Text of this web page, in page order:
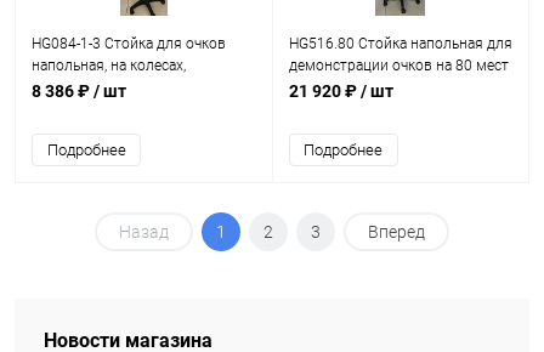
HG084-1-3 Стойка для очков
напольная, на колесах,
вместимость 100 оправ H-1700
8 386 ₽/ шт
Подробнее
HG516.80 Стойка напольная для
демонстрации очков на 80 мест
Н=190 см
21 920 ₽/ шт
Подробнее
Назад 1 2 3 Вперед
Новости магазина